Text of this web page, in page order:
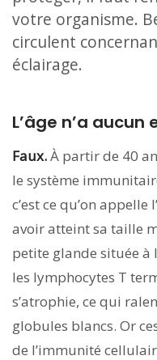
votre organisme.
circulent
éclairage.
L’âge n’a
Faux.À partir de 40
le système
c’est ce qu’on appelle
avoir atteint sa taille
petite glande située à
les lymphocytes T
s’atrophie, ce qui
globules blancs. Or
de l’immunité